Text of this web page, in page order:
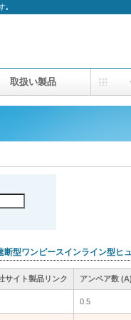
｡
断型ワンピースインライン型ヒ
サイト製品リンク アンペア数
サイト製品リンク アンペア数
サイト製品リンク アンペア数
0.5
サイト製品リンク アンペア数
0.5
扱い製品